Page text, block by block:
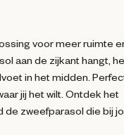
voor meer ruimte
aan de zijkant hangt,
in het midden.
jij het wilt. Ontdek het
de zweefparasol die bij